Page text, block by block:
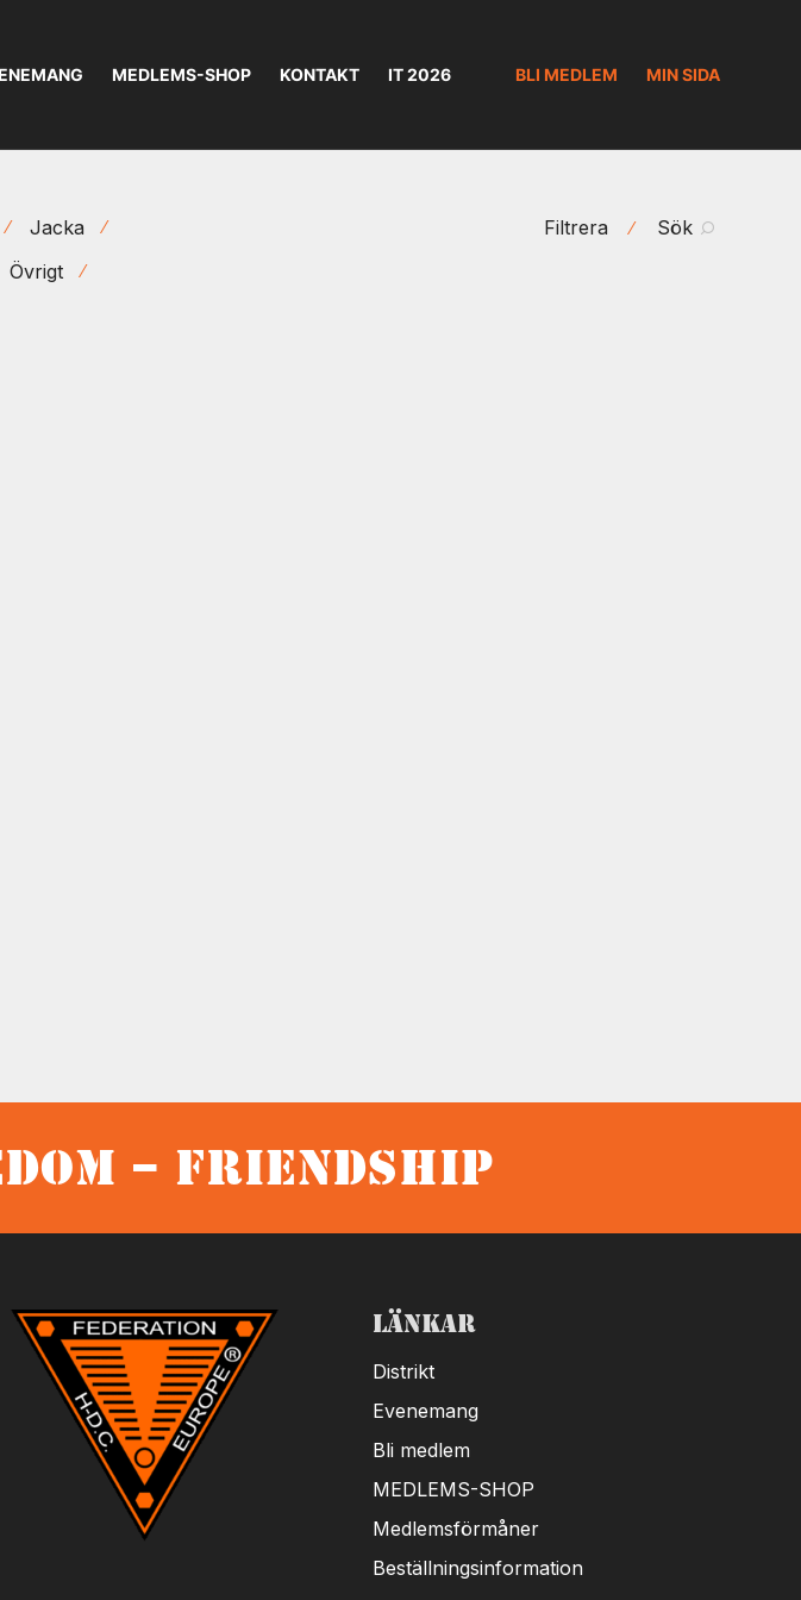
MEDLEMS-SHOP KONTAKT IT 2026 BLI MEDLEM MIN SIDA
Filtrera ⁄ Sök
⁄ ⁄
Jacka
⁄
Övrigt
– Friendship
Länkar
Distrikt
Evenemang
Bli medlem
MEDLEMS-SHOP
Medlemsförmåner
Beställningsinformation